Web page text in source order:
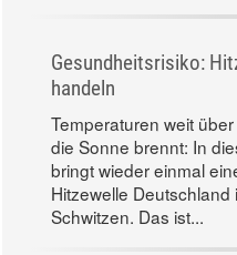
Gesundheitsrisiko:
handeln
Temperaturen weit
die Sonne brennt: In
bringt wieder einmal
Hitzewelle Deutschland
Schwitzen. Das ist...